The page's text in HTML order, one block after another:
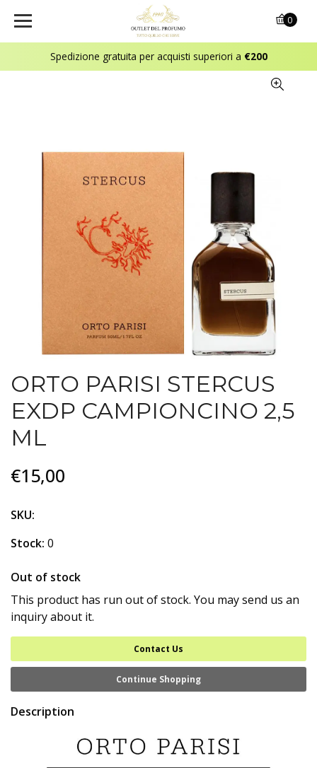
Spedizione gratuita per acquisti superiori a €200
0
ORTO PARISI STERCUS
EXDP CAMPIONCINO 2,5
ML
€15,00
SKU:
Stock: 0
Out of stock
This product has run out of stock. You may send us an
inquiry about it.
Contact Us
Continue Shopping
Description